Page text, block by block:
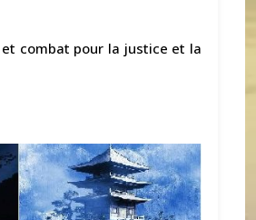
combat pour la justice et la